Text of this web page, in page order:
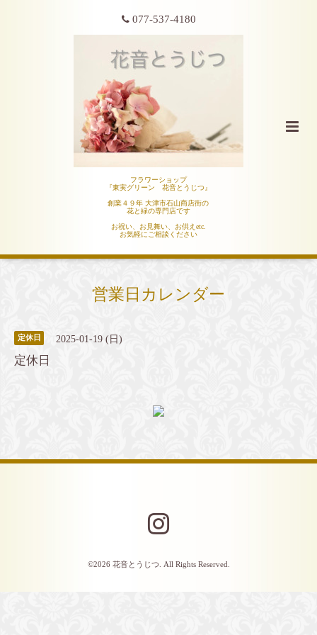
077-537-4180
フラワーショップ
『東実グリーン 花音とうじつ』
創業４９年 大津市石山商店街の
花と緑の専門店です
お祝い、お見舞い、お供えetc.
お気軽にご相談ください
営業日カレンダー
定休日 2025-01-19 (日)
定休日
©2026 花音とうじつ . All Rights Reserved.